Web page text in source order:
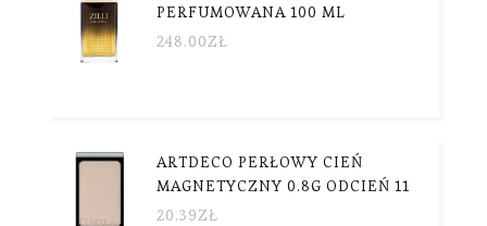
PERFUMOWANA 100 ML
248.00ZŁ
ARTDECO PERŁOWY CIEŃ
MAGNETYCZNY 0.8G ODCIEŃ 11
20.39ZŁ